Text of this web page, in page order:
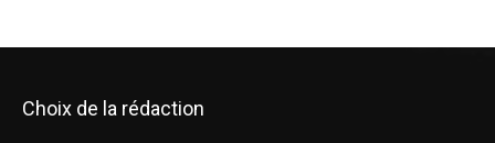
Choix de la rédaction